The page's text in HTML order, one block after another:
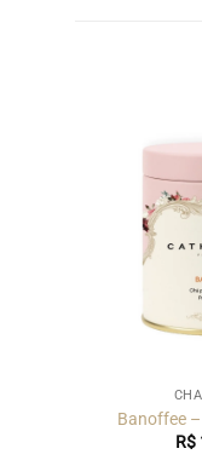
Banoffee
R$